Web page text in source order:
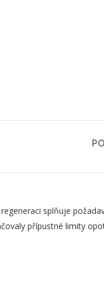
splňuje
přípustné limity